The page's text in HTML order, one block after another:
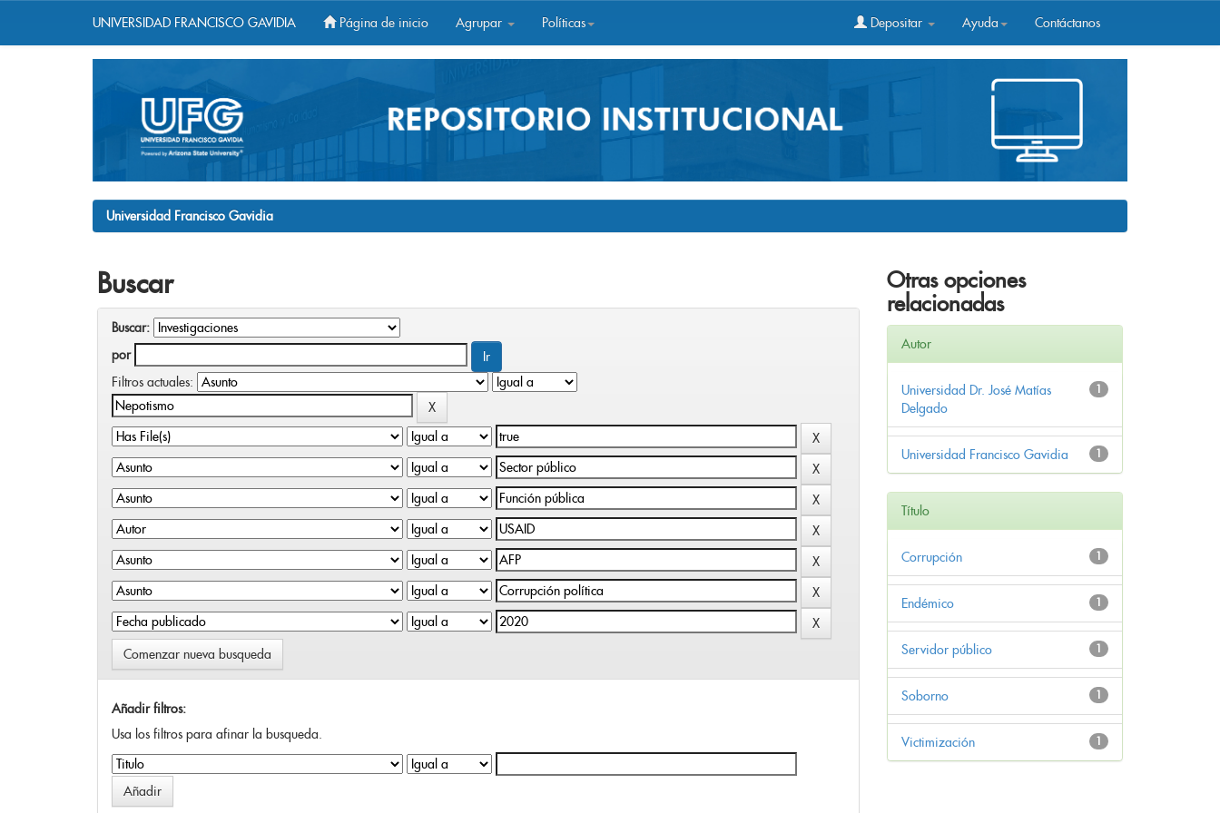
UNIVERSIDAD FRANCISCO GAVIDIA Página de inicio Agrupar Políticas Depositar Ayuda Contáctanos
Universidad Francisco Gavidia
Buscar
Buscar:
por
Filtros actuales:
Comenzar nueva busqueda
Añadir filtros:
Usa los filtros para afinar la busqueda.
Otras opciones
relacionadas
Autor
1
Universidad Dr. José Matías
Delgado
1
Universidad Francisco Gavidia
Título
1
Corrupción
1
Endémico
1
Servidor público
1
Soborno
1
Victimización